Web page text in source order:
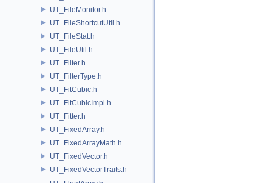
UT_FileMonitor.h
UT_FileShortcutUtil.h
UT_FileStat.h
UT_FileUtil.h
UT_Filter.h
UT_FilterType.h
UT_FitCubic.h
UT_FitCubicImpl.h
UT_Fitter.h
UT_FixedArray.h
UT_FixedArrayMath.h
UT_FixedVector.h
UT_FixedVectorTraits.h